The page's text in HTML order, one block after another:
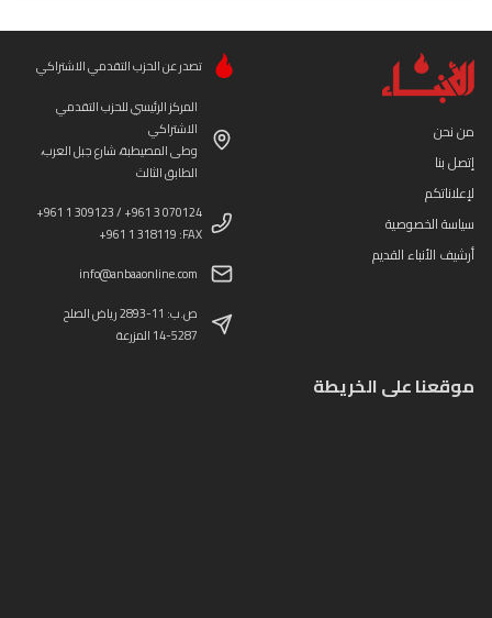
من نحن
إتصل بنا
لإعلاناتكم
سياسة الخصوصية
أرشيف الأنباء القديم
تصدر عن الحزب التقدمي الاشتراكي
المركز الرئيسي للحزب التقدمي
الاشتراكي
وطى المصيطبة، شارع جبل العرب،
الطابق الثالث
+961 1 309123 / +961 3 070124
+961 1 318119 :FAX
info@anbaaonline.com
ص.ب: 11-2893 رياض الصلح
14-5287 المزرعة
موقعنا على الخريطة